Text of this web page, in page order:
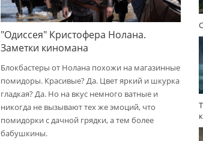
"Одиссея" Кристофера Нолана.
Заметки киномана
Блокбастеры от Нолана похожи на магазинные
помидоры. Красивые? Да. Цвет яркий и шкурка
гладкая? Да. Но на вкус немного ватные и
никогда не вызывают тех же эмоций, что
помидорки с дачной грядки, а тем более
бабушкины.